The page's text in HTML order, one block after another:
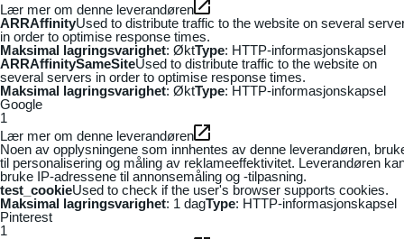
Lær mer om denne leverandøren
ARRAffinityUsed to distribute traffic to the website on several
in order to optimise response times.
Maksimal lagringsvarighet: ØktType: HTTP-informasjonskapsel
ARRAffinitySameSiteUsed to distribute traffic to the website on
several servers in order to optimise response times.
Maksimal lagringsvarighet: ØktType: HTTP-informasjonskapsel
Google
1
Lær mer om denne leverandøren
Noen av opplysningene som innhentes av denne leverandøren,
til personalisering og måling av reklameeffektivitet. Leverandøren
bruke IP-adressene til annonsemåling og -tilpasning.
test_cookieUsed to check if the user's browser supports cookies.
Maksimal lagringsvarighet: 1 dagType: HTTP-informasjonskapsel
Pinterest
1